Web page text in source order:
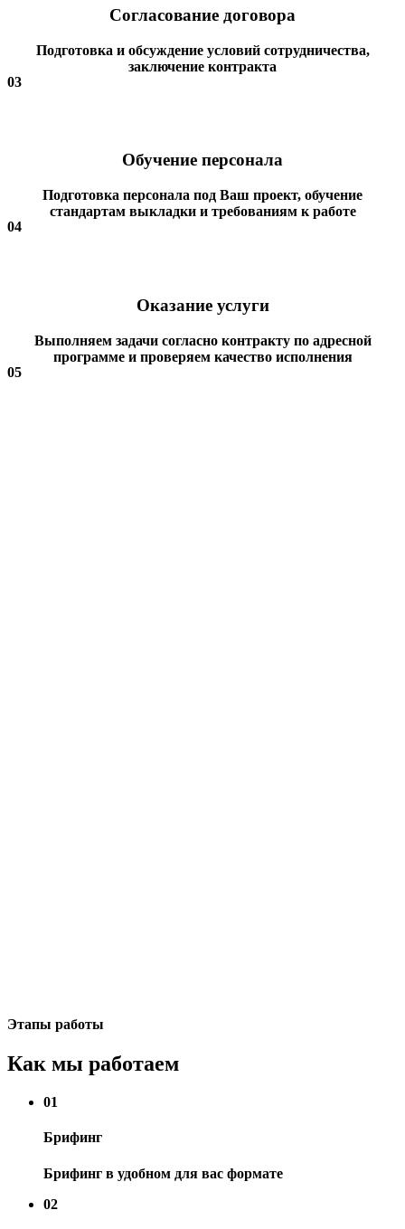
Согласование договора
Подготовка и обсуждение условий сотрудничества,
заключение контракта
03
Обучение персонала
Подготовка персонала под Ваш проект, обучение
стандартам выкладки и требованиям к работе
04
Оказание услуги
Выполняем задачи согласно контракту по адресной
программе и проверяем качество исполнения
05
Этапы работы
Как мы работаем
01
Брифинг
Брифинг в удобном для вас формате
02